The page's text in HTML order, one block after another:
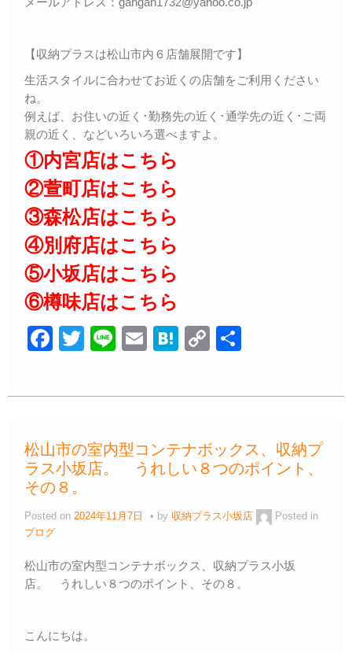
【収納プラスは松山市内６店舗展開です】
生活スタイルに合わせてお近くの店舗をご利用ください
ね。
例えば、お住いの近く･勤務先の近く･通学先の近く･ご両
親の近く、などいろいろ選べますよ。
①内宮店はこちら
②萱町店はこちら
③森松店はこちら
④別府店はこちら
⑤小坂店はこちら
⑥樽味店はこちら
F
c
b
o
o
k
T
tt
Li
e
E
ail
H
e
a
C
p
Li
n
松山市の室内型コンテナボックス、収納プ
ラス小坂店。 うれしい８つのポイント、
その８。
Posted on 2024年11月7日 by 収納プラス小坂店
Posted in
ブログ
松山市の室内型コンテナボックス、収納プラス小坂
店。 うれしい８つのポイント、その８。
こんにちは。